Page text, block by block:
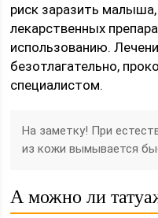
риск заразить
лекарственных
использованию.
безотлагательно,
специалистом.
На заметку! При
из кожи вымывается
А можно ли